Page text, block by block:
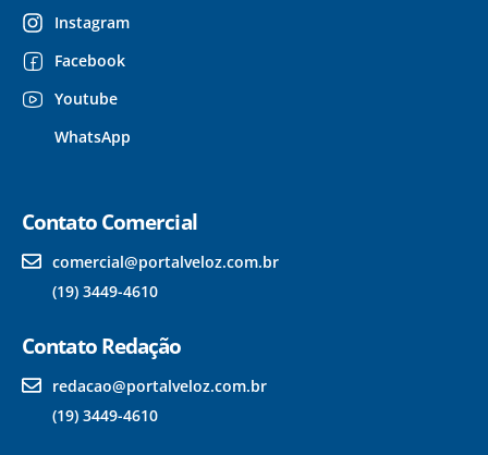
Instagram
Facebook
Youtube
WhatsApp
Contato Comercial
comercial@portalveloz.com.br
(19) 3449-4610
Contato Redação
redacao@portalveloz.com.br
(19) 3449-4610